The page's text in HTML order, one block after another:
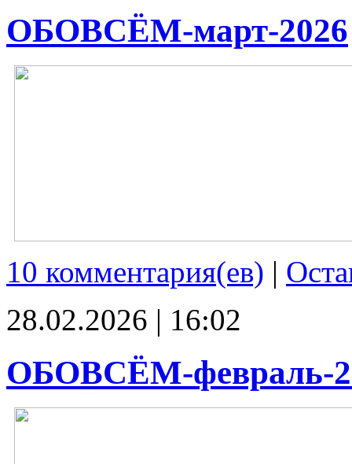
ОБОВСЁМ-март-2026
10 комментария(ев) |
28.02.2026 | 16:02
ОБОВСЁМ-февраль-